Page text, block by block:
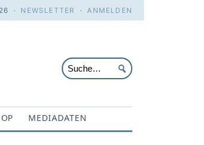
· NEWSLETTER ·ANMELDEN
MEDIADATEN